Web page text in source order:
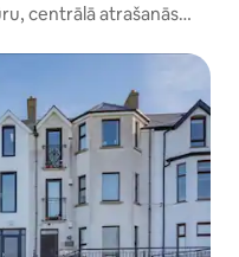
centrālā atrašanās